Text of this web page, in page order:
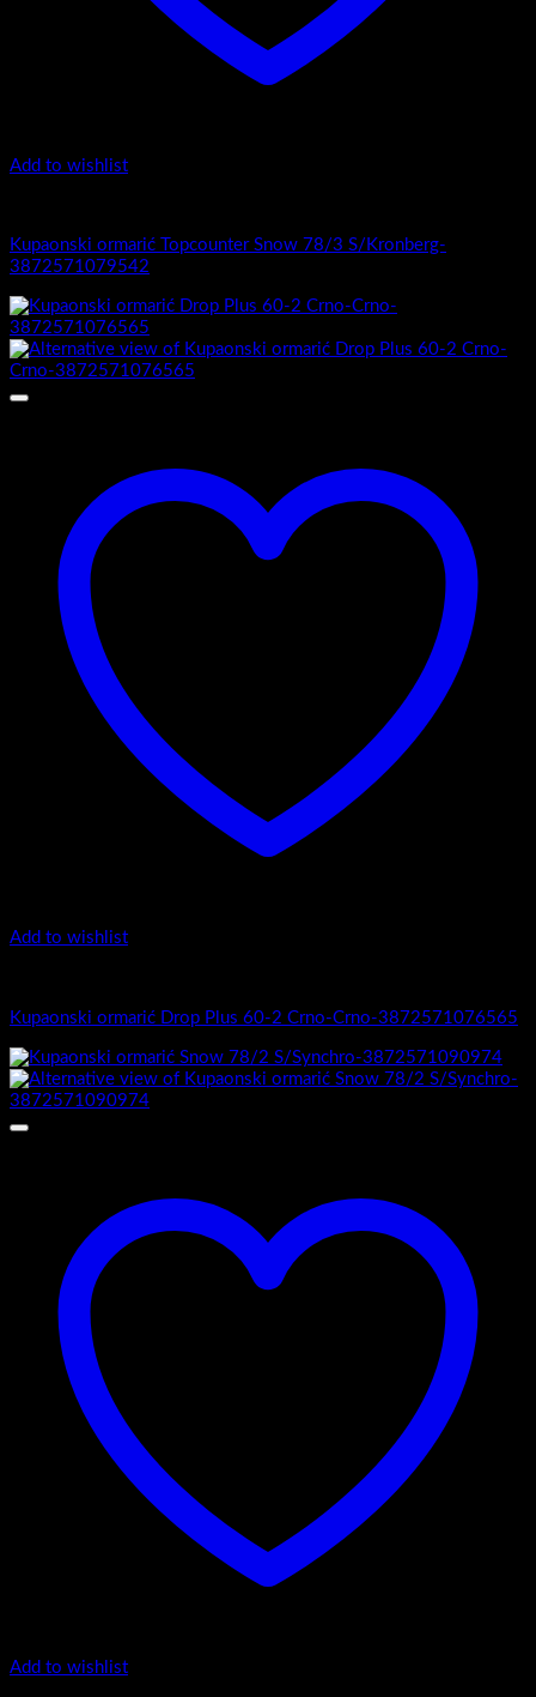
Add to wishlist
Kupaonski ormarić Topcounter Snow 78/3 S/Kronberg-
3872571079542
Add to wishlist
Kupaonski ormarić Drop Plus 60-2 Crno-Crno-3872571076565
Add to wishlist